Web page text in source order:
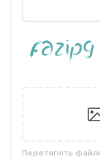
Перетягніть